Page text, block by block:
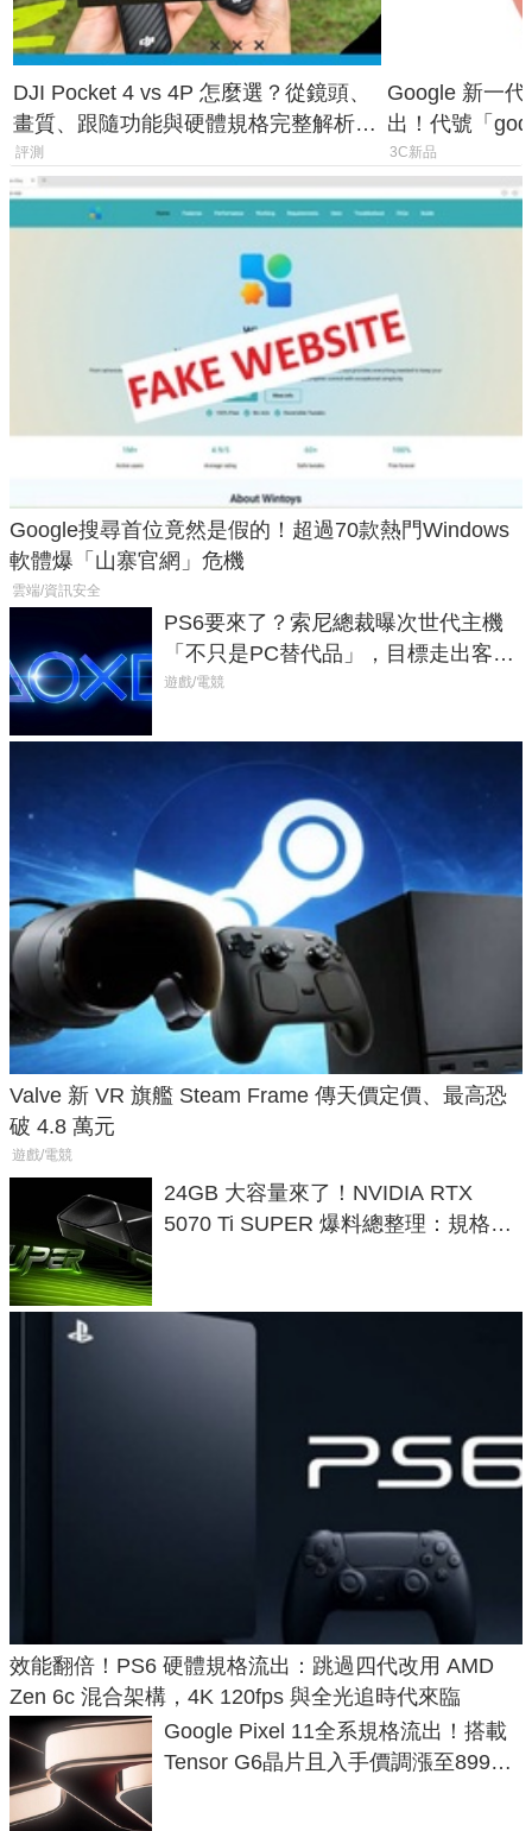
DJI Pocket 4 vs 4P 怎麼選？從鏡頭、
畫質、跟隨功能與硬體規格完整解析，
一次看懂兩台差異
評測
Google 新一
出！代號「
鎖定 AI 應用
3C新品
Google搜尋首位竟然是假的！超過70款熱門Windows
軟體爆「山寨官網」危機
雲端/資訊安全
PS6要來了？索尼總裁曝次世代主機
「不只是PC替代品」，目標走出客
廳、進軍電競桌面
遊戲/電競
Valve 新 VR 旗艦 Steam Frame 傳天價定價、最高恐
破 4.8 萬元
遊戲/電競
24GB 大容量來了！NVIDIA RTX
5070 Ti SUPER 爆料總整理：規格、
效能翻倍！PS6 硬體規格流出：跳過四代改用 AMD
Zen 6c 混合架構，4K 120fps 與全光追時代來臨
Google Pixel 11全系規格流出！搭載
Tensor G6晶片且入手價調漲至899美